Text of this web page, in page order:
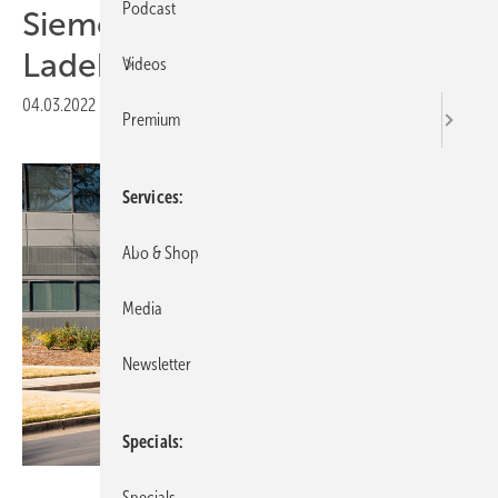
Siemens stellt einfaches
Ladekonzept für E-Autos vor
04.03.2022
Podcast
Videos
Premium
Services
Abo & Shop
Media
Newsletter
Specials